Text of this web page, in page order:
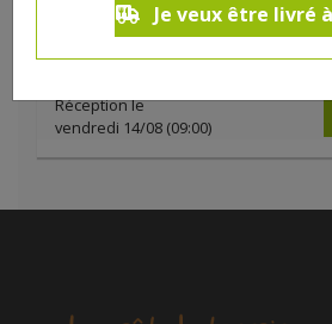
Je veux être livré
0.1 kg
Réception le
vendredi 14/08 (09:00)